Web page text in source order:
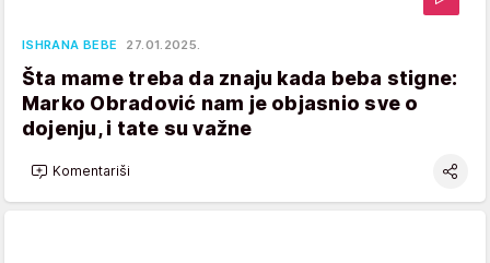
ISHRANA BEBE 27.01.2025.
Šta mame treba da znaju kada beba stigne:
Marko Obradović nam je objasnio sve o
dojenju, i tate su važne
Komentariši